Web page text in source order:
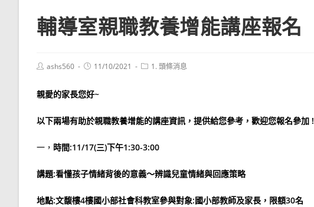
輔導室親職教養增能講座報名
Postashs560
Post11/10/2021
Post1. 頭條消息
親愛的家長您好~
以下兩場有助於親職教養增能的講座資訊，提供給您參考，歡迎您報名參加 !
一， 時間:11/17(三)下午1:30-3:00
講題:看懂孩子情緒背後的意義～辨識兒童情緒與回應策略
地點:文馥樓4樓國小部社會科教室參與對象:國小部教師及家長，限額30名